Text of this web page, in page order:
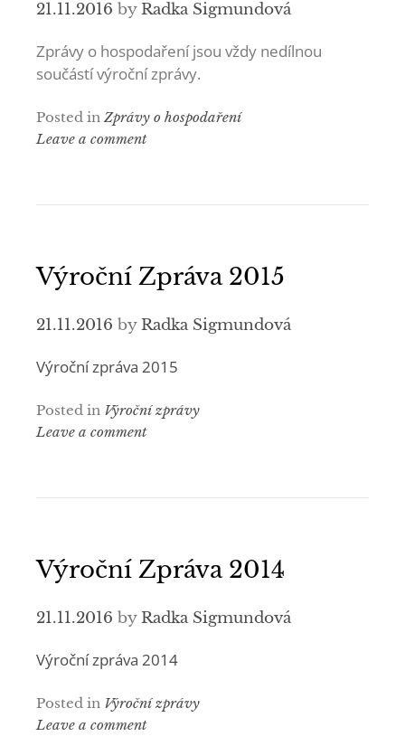
21.11.2016 byRadka Sigmundová
Zprávy o hospodaření jsou vždy nedílnou
součástí výroční zprávy.
Posted in Zprávy o hospodaření
Leave a comment
Výroční Zpráva 2015
21.11.2016 byRadka Sigmundová
Výroční zpráva 2015
Posted in Výroční zprávy
Leave a comment
Výroční Zpráva 2014
21.11.2016 byRadka Sigmundová
Výroční zpráva 2014
Posted in Výroční zprávy
Leave a comment